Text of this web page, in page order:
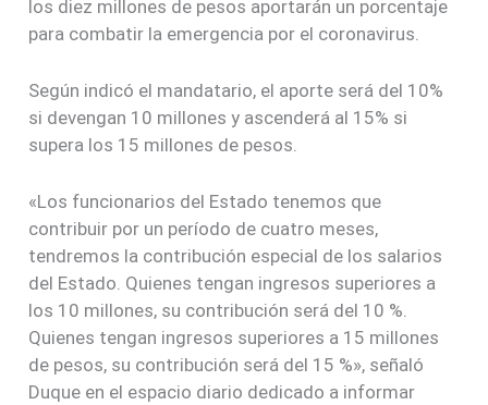
los diez millones de pesos aportarán un porcentaje
para combatir la emergencia por el coronavirus.
Según indicó el mandatario, el aporte será del 10%
si devengan 10 millones y ascenderá al 15% si
supera los 15 millones de pesos.
«Los funcionarios del Estado tenemos que
contribuir por un período de cuatro meses,
tendremos la contribución especial de los salarios
del Estado. Quienes tengan ingresos superiores a
los 10 millones, su contribución será del 10 %.
Quienes tengan ingresos superiores a 15 millones
de pesos, su contribución será del 15 %», señaló
Duque en el espacio diario dedicado a informar